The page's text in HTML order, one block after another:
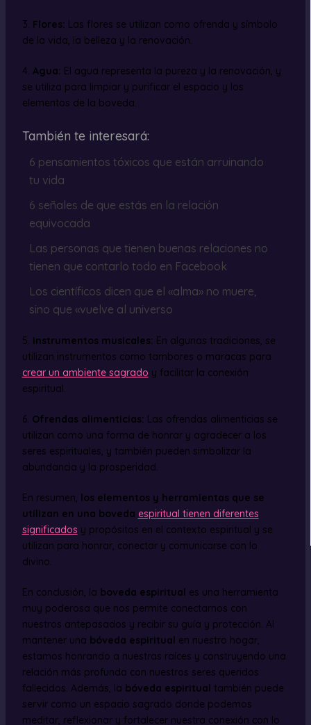
3. Flores: Las flores se utilizan como ofrenda y símbolo
de la vida, la belleza y la renovación.
4. Agua: El agua representa la pureza y la renovación, y
se utiliza para limpiar y purificar el espacio y los
elementos de la boveda.
También te interesará:
6 pensamientos tóxicos que están arruinando
tu vida
6 señales de que estás en la relación
equivocada
Las personas que tienen buenas relaciones no
tienen que contarlo todo en Facebook
Los científicos dicen que el «alma» no muere,
sino que «vuelve al universo
5. Instrumentos musicales: En algunas tradiciones, se
utilizan instrumentos como tambores o maracas para
crear un ambiente sagrado y facilitar la conexión
espiritual.
6. Ofrendas alimenticias: Las ofrendas alimenticias se
utilizan como una forma de honrar y agradecer a los
seres espirituales, y también pueden simbolizar la
abundancia y la prosperidad.
En resumen, los elementos y herramientas que se
utilizan en una boveda espiritual tienen diferentes
significados y propósitos en el contexto espiritual y se
utilizan para honrar, conectar y comunicarse con lo
divino.
En conclusión, la boveda espiritual es una herramienta
muy poderosa que nos permite conectarnos con
nuestros antepasados y recibir su guía y protección. Al
mantener una bóveda espiritual en nuestro hogar,
estamos honrando a nuestras raíces y construyendo una
relación más profunda con nuestros seres queridos
fallecidos. Además, la bóveda espiritual también puede
servir como un espacio sagrado donde podemos
meditar, reflexionar y fortalecer nuestra conexión con lo